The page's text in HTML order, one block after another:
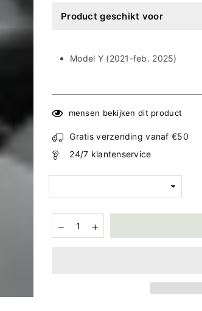
Product geschikt voor
Model Y (2021-feb. 2025)
mensen bekijken dit product
Gratis verzending vanaf €50
24/7 klantenservice
Aantal
verlagen
Aantal
verhogen